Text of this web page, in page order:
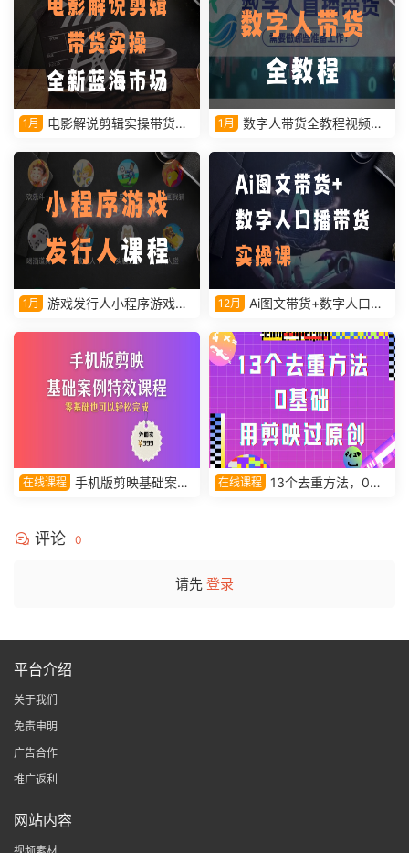
1月
电影解说剪辑实操带货全
1月
数字人带货全教程视频课
1月
游戏发行人小程序游戏课
12月
Ai图文带货+数字人口播
在线课程 手机版剪映基础案例
在线课程
13个去重方法，0基
评论 0
请先 登录
平台介绍
关于我们
免责申明
广告合作
推广返利
网站内容